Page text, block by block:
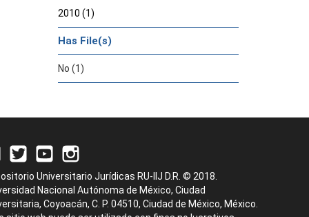
2010 (1)
Has File(s)
No (1)
Universitario Jurídicas RU-IIJ D.R. © 2018.
Nacional Autónoma de México, Ciudad
Coyoacán, C. P. 04510, Ciudad de México, México.